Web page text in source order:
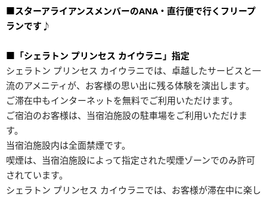
■スターアライアンスメンバーのANA・直行便で行くフリープ
ランです♪
■「シェラトン プリンセス カイウラニ」指定
シェラトン プリンセス カイウラニでは、卓越したサービスと一
流のアメニティが、お客様の思い出に残る体験を演出します。
ご滞在中もインターネットを無料でご利用いただけます。
ご宿泊のお客様は、当宿泊施設の駐車場をご利用いただけま
す。
当宿泊施設内は全面禁煙です。
喫煙は、当宿泊施設によって指定された喫煙ゾーンでのみ許可
されています。
シェラトン プリンセス カイウラニでは、お客様が滞在中に楽し